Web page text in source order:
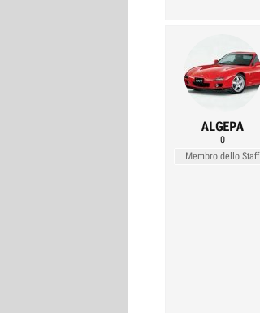
ALGEPA
0
Membro dello Staff